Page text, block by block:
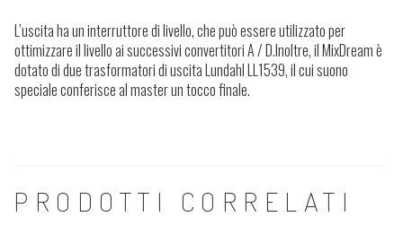
L’uscita ha un interruttore di livello, che può essere utilizzato per
ottimizzare il livello ai successivi convertitori A / D.Inoltre, il MixDream è
dotato di due trasformatori di uscita Lundahl LL1539, il cui suono
speciale conferisce al master un tocco finale.
PRODOTTI CORRELATI